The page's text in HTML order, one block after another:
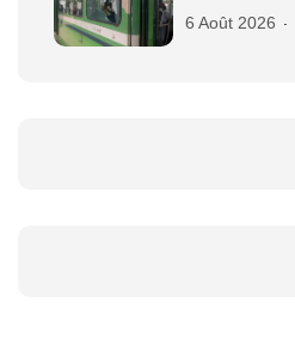
6 Août 2026